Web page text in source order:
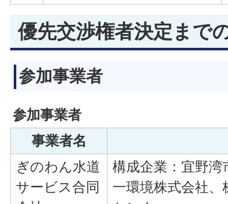
優先交渉権者決定まで
参加事業者
参加事業者
事業者名
ぎのわん水道
サービス合同
構成企業：宜野湾
一環境株式会社